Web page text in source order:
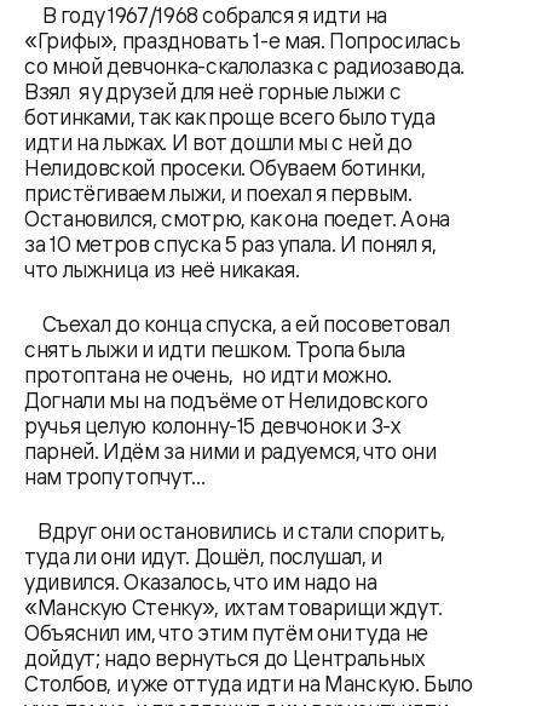
В году 1967/1968 собрался я идти на
«Грифы», праздновать 1-е мая. Попросилась
со мной девчонка-скалолазка с радиозавода.
Взял я у друзей для неё горные лыжи с
ботинками, так как проще всего было туда
идти на лыжах. И вот дошли мы с ней до
Нелидовской просеки. Обуваем ботинки,
пристёгиваем лыжи, и поехал я первым.
Остановился, смотрю, как она поедет. А она
за 10 метров спуска 5 раз упала. И понял я,
что лыжница из неё никакая.
Съехал до конца спуска, а ей посоветовал
снять лыжи и идти пешком. Тропа была
протоптана не очень, но идти можно.
Догнали мы на подъёме от Нелидовского
ручья целую колонну-15 девчонок и 3-х
парней. Идём за ними и радуемся, что они
нам тропу топчут…
Вдруг они остановились и стали спорить,
туда ли они идут. Дошёл, послушал, и
удивился. Оказалось, что им надо на
«Манскую Стенку», их там товарищи ждут.
Объяснил им, что этим путём они туда не
дойдут; надо вернуться до Центральных
Столбов, и уже оттуда идти на Манскую. Было